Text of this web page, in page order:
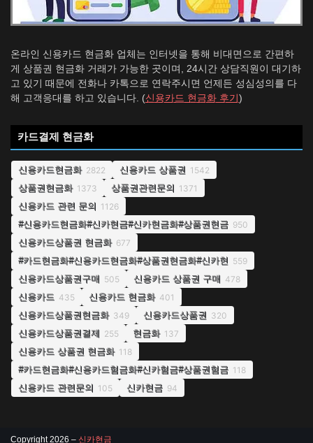
온라인 신용카드 현금화 업체는 인터넷을 통해 비대면으로 간편하
게 상품권 현금화 거래가 가능한 곳이며, 24시간 상담직원이 대기하
고 있기 때문에 전화나 카톡으로 연락주시면 언제든 성심성의를 다
해 고객응대를 하고 있습니다. (신용카드 현금화 후기 )
카드결제 현금화
신용카드현금화 2822 신용카드 상품권 1542
상품권현금화 1373 상품권관련문의 1371
신용카드 관련 문의 1126
#신용카드현금화#신카현금#신카현금화#상품권현금 950
신용카드상품권 현금화 677
#카드현금화#신용카드현금화#상품권현금화#신카현 559
신용카드상품권구매 505 신용카드 상품권 구매 478
신용카드 435 신용카드 현금화 401
신용카드상품권현금화 349 신용카드상품권 320
신용카드상품권결제 255 현금화 137
신용카드 상품권 현금화 118
#카드현금화#신용카드혐금화#신카혐금#상품권혐금 118
신용카드 관련문의 105 신카현금 94
Copyright 2026 – 신카현금